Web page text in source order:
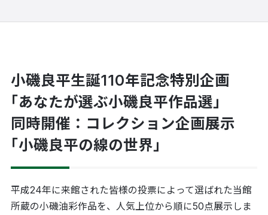
小磯良平生誕110年記念特別企画
｢あなたが選ぶ小磯良平作品選｣
同時開催：コレクション企画展示
｢小磯良平の線の世界｣
平成24年に来館された皆様の投票によって選ばれた当館
所蔵の小磯油彩作品を、人気上位から順に50点展示しま